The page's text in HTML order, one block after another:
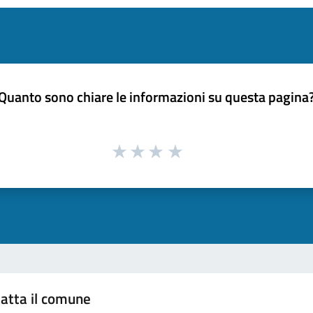
sono chiare le informazioni su questa
il comune